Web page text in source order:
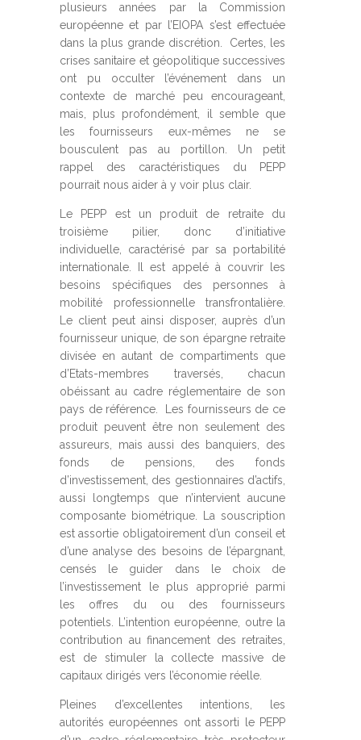
plusieurs années par la Commission
européenne et par l’EIOPA s’est effectuée
dans la plus grande discrétion. Certes, les
crises sanitaire et géopolitique successives
ont pu occulter l’événement dans un
contexte de marché peu encourageant,
mais, plus profondément, il semble que
les fournisseurs eux-mêmes ne se
bousculent pas au portillon. Un petit
rappel des caractéristiques du PEPP
pourrait nous aider à y voir plus clair.
Le PEPP est un produit de retraite du
troisième pilier, donc d’initiative
individuelle, caractérisé par sa portabilité
internationale. Il est appelé à couvrir les
besoins spécifiques des personnes à
mobilité professionnelle transfrontalière.
Le client peut ainsi disposer, auprès d’un
fournisseur unique, de son épargne retraite
divisée en autant de compartiments que
d’Etats-membres traversés, chacun
obéissant au cadre réglementaire de son
pays de référence. Les fournisseurs de ce
produit peuvent être non seulement des
assureurs, mais aussi des banquiers, des
fonds de pensions, des fonds
d’investissement, des gestionnaires d’actifs,
aussi longtemps que n’intervient aucune
composante biométrique. La souscription
est assortie obligatoirement d’un conseil et
d’une analyse des besoins de l’épargnant,
censés le guider dans le choix de
l’investissement le plus approprié parmi
les offres du ou des fournisseurs
potentiels. L’intention européenne, outre la
contribution au financement des retraites,
est de stimuler la collecte massive de
capitaux dirigés vers l’économie réelle.
Pleines d’excellentes intentions, les
autorités européennes ont assorti le PEPP